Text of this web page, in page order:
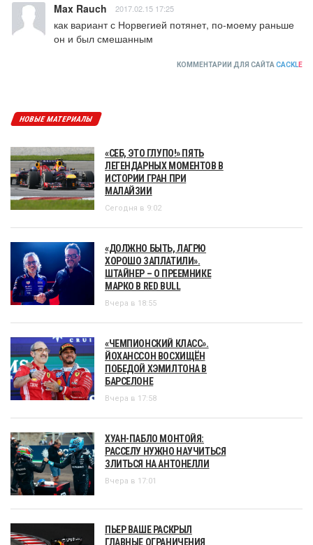
Max Rauch 2017.02.15 17:25
как вариант с Норвегией потянет, по-моему раньше
он и был смешанным
КОММЕНТАРИИ ДЛЯ САЙТА CACKLE
НОВЫЕ МАТЕРИАЛЫ
«СЕБ, ЭТО ГЛУПО!» ПЯТЬ
ЛЕГЕНДАРНЫХ МОМЕНТОВ В
ИСТОРИИ ГРАН ПРИ
МАЛАЙЗИИ
Сегодня в 9:02
«ДОЛЖНО БЫТЬ, ЛАГРЮ
ХОРОШО ЗАПЛАТИЛИ».
ШТАЙНЕР – О ПРЕЕМНИКЕ
МАРКО В RED BULL
Вчера в 18:55
«ЧЕМПИОНСКИЙ КЛАСС».
ЙОХАНССОН ВОСХИЩЁН
ПОБЕДОЙ ХЭМИЛТОНА В
БАРСЕЛОНЕ
Вчера в 17:58
ХУАН-ПАБЛО МОНТОЙЯ:
РАССЕЛУ НУЖНО НАУЧИТЬСЯ
ЗЛИТЬСЯ НА АНТОНЕЛЛИ
Вчера в 17:01
ПЬЕР ВАШЕ РАСКРЫЛ
ГЛАВНЫЕ ОГРАНИЧЕНИЯ